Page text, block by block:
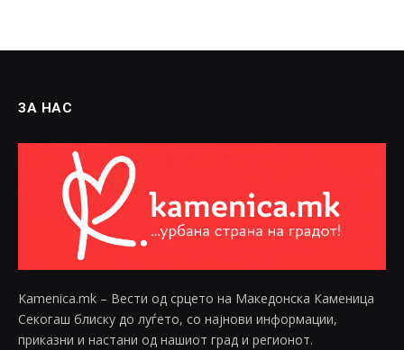
ЗА НАС
Kamenica.mk – Вести од срцето на Македонска Каменица
Секогаш блиску до луѓето, со најнови информации,
приказни и настани од нашиот град и регионот.